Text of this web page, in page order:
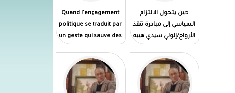
حين يتحول الالتزام
السياسي إلى مبادرة تنقذ
الأرواح/إلولي سيدي هيبه
Quand l'engagement
politique se traduit par
un geste qui sauve des